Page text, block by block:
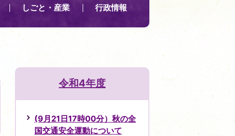
しごと・産業 行政情報
令和4年度
(9月21日17時00分）秋の全
国交通安全運動について